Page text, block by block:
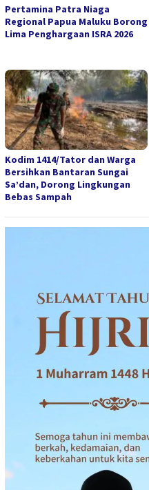
Pertamina Patra Niaga
Regional Papua Maluku Borong
Lima Penghargaan ISRA 2026
Kodim 1414/Tator dan Warga
Bersihkan Bantaran Sungai
Sa’dan, Dorong Lingkungan
Bebas Sampah